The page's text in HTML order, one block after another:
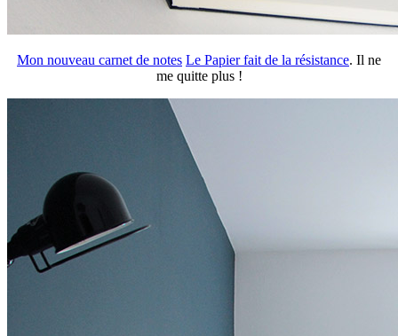
Mon nouveau carnet de notes Le Papier fait de la résistance. Il ne
me quitte plus !